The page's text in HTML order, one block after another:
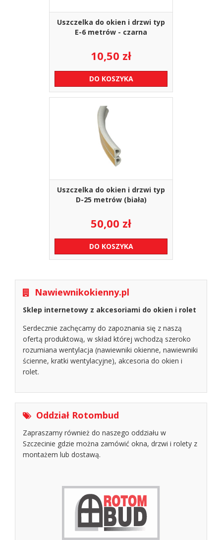
Uszczelka do okien i drzwi typ
E-6 metrów - czarna
10,50 zł
DO KOSZYKA
Uszczelka do okien i drzwi typ
D-25 metrów (biała)
50,00 zł
DO KOSZYKA
Nawiewnikokienny.pl
Sklep internetowy z akcesoriami do okien i rolet
Serdecznie zachęcamy do zapoznania się z naszą
ofertą produktową, w skład której wchodzą szeroko
rozumiana wentylacja (nawiewniki okienne, nawiewniki
ścienne, kratki wentylacyjne), akcesoria do okien i
rolet.
Oddział Rotombud
Zapraszamy również do naszego oddziału w
Szczecinie gdzie można zamówić okna, drzwi i rolety z
montażem lub dostawą.